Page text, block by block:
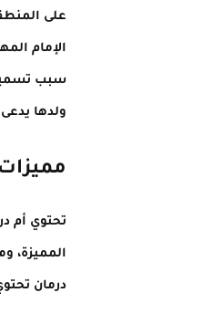
على
الإمام
سبب تسمية
ولدها
تحتوي أم
المميزة،
درمان